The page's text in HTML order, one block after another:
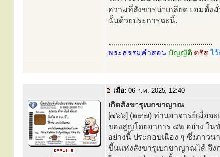
ความที่สังขารน่าเกลียด ย่อมตั้
นั้นด้วยประการฉะนี้.
.....................................................
พระธรรมคำสอน บัญญัติ ตรัสไ
เมื่อ: 06 ก.พ. 2025, 12:40
เกิดสังขารุเบกขาญาณ
[๗๖๖] (๒๙๗) ท่านอาจารย์เมื่อจ
ของสูญโดยอาการ ๔๒ อย่าง ใ
อย่างนี้ ประกอบเนือง ๆ ซึ่งภาว
ขึ้นแห่งสังขารุเบกขาญาณได้ จึง